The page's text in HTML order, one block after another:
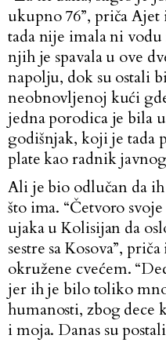
ukupno 76”, priča Ajet
tada nije imala ni
njih je spavala u ove
napolju, dok su ostali
neobnovljenoj kući
jedna porodica je bila
godišnjak, koji je tada
plate kao radnik
Ali je bio odlučan da
što ima. “Četvoro
ujaka u Kolisijan da
sestre sa Kosova”,
okružene cvećem.
jer ih je bilo toliko
humanosti, zbog dece
i moja. Danas su